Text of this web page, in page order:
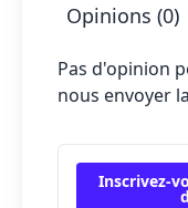
Opinions (0)
Pas d'opinion
nous envoyer
Inscrivez-